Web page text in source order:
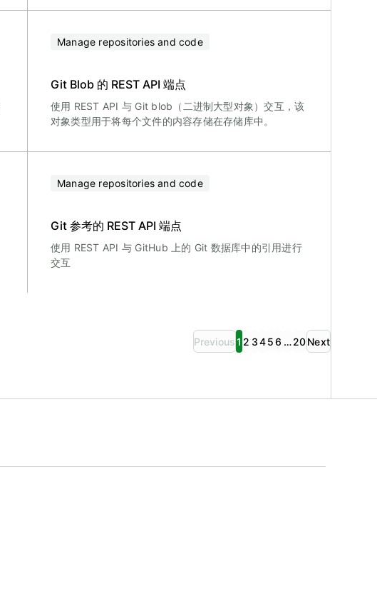
Manage repositories and code
Git Blob 的 REST API 端点
使用 REST API 与 Git blob（二进制大型对象）交互，该
对象类型用于将每个文件的内容存储在存储库中。
Manage repositories and code
Git 参考的 REST API 端点
使用 REST API 与 GitHub 上的 Git 数据库中的引用进行
交互
Previous1 2 3456 …20Next